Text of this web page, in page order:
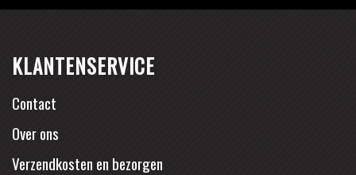
KLANTENSERVICE
Contact
Over ons
Verzendkosten en bezorgen